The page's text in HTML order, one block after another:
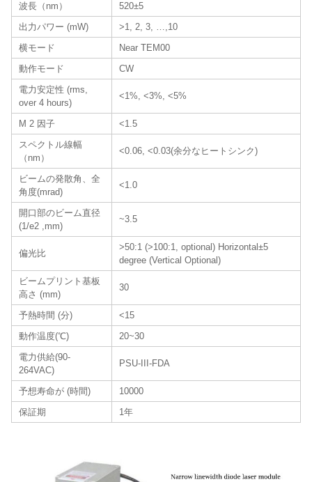
波長（nm）
520±5
出力パワー (mW)
>1, 2, 3, …,10
横モード
Near TEM00
動作モード
CW
電力安定性 (rms,
over 4 hours)
<1%, <3%, <5%
M 2 因子
<1.5
スペクトル線幅
（nm）
<0.06, <0.03(余分なヒートシンク)
ビームの発散角、全
角度(mrad)
<1.0
開口部のビーム直径
(1/e2 ,mm)
~3.5
偏光比
>50:1 (>100:1, optional) Horizontal±5
degree (Vertical Optional)
ビームプリント基板
高さ (mm)
30
予熱時間 (分)
<15
動作温度(℃)
20~30
電力供給(90-
264VAC)
PSU-III-FDA
予想寿命が (時間)
10000
保証期
1年